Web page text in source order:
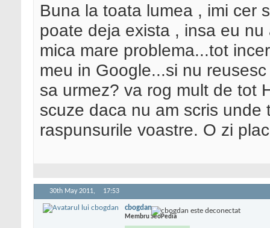
Buna la toata lumea , imi cer
poate deja exista , insa eu
mica mare problema...tot
meu in Google...si nu
sa urmez? va rog mult de tot
scuze daca nu am scris
raspunsurile voastre. O zi
30th May 2011, 17:53
cbogdan
Membru SeoPedia